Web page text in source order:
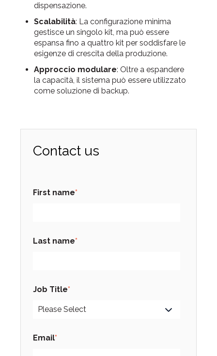
dispensazione.
Scalabilità: La configurazione minima
gestisce un singolo kit, ma può essere
espansa fino a quattro kit per soddisfare le
esigenze di crescita della produzione.
Approccio modulare: Oltre a espandere
la capacità, il sistema può essere utilizzato
come soluzione di backup.
Contact us
First name*
Last name*
Job Title*
Email*